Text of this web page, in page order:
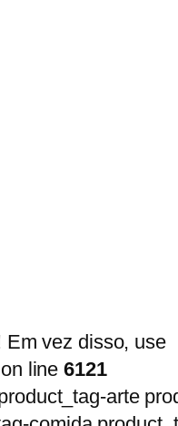
vez disso, use
on line6121
arte